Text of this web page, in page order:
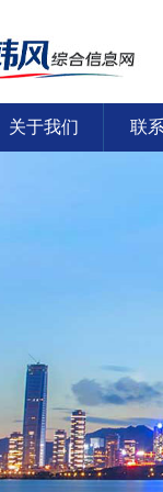
关于我们 联